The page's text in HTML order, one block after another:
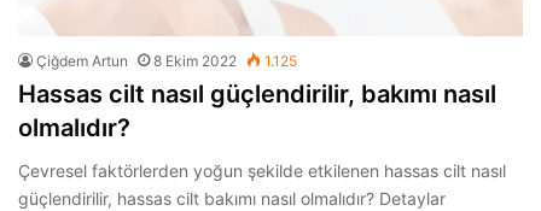
Çiğdem Artun 8 Ekim 2022 1.125
Hassas cilt nasıl güçlendirilir, bakımı nasıl
olmalıdır?
Çevresel faktörlerden yoğun şekilde etkilenen hassas cilt nasıl
güçlendirilir, hassas cilt bakımı nasıl olmalıdır? Detaylar